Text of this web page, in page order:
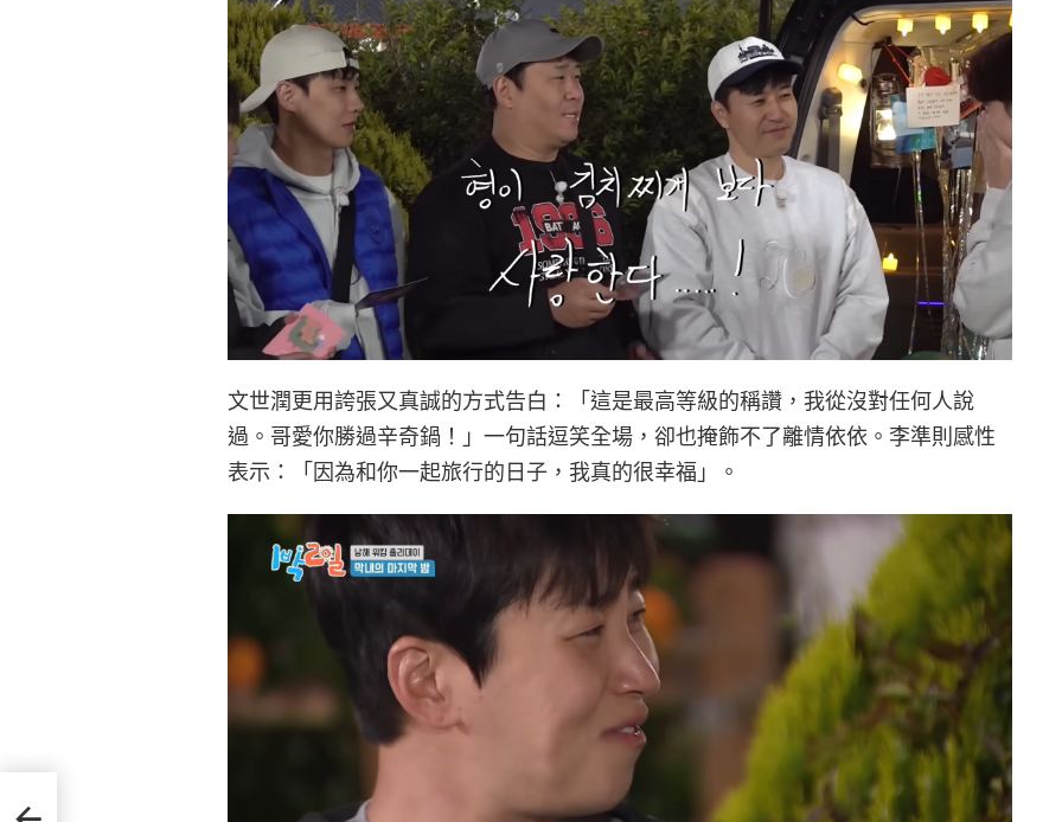
文世潤更用誇張又真誠的方式告白：「這是最高等級的稱讚，我從沒對任何人說
過。哥愛你勝過辛奇鍋！」一句話逗笑全場，卻也掩飾不了離情依依。李準則感性
表示：「因為和你一起旅行的日子，我真的很幸福」。
音